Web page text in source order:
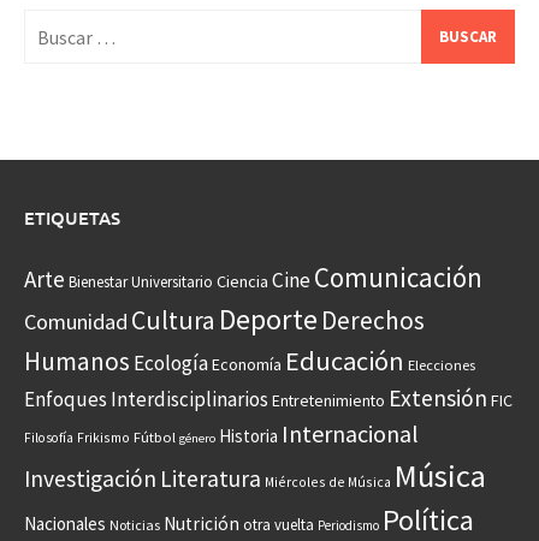
ETIQUETAS
Arte Bienestar Universitario Ciencia CineComunicación
Comunidad Cultura Deporte Derechos
Humanos EcologíaEconomía Educación Elecciones
Enfoques Interdisciplinarios Entretenimiento Extensión FIC
Filosofía Frikismo Fútbol género Historia Internacional
Investigación Literatura Miércoles de Música Música
Nacionales Noticias Nutrición otra vuelta Periodismo Política